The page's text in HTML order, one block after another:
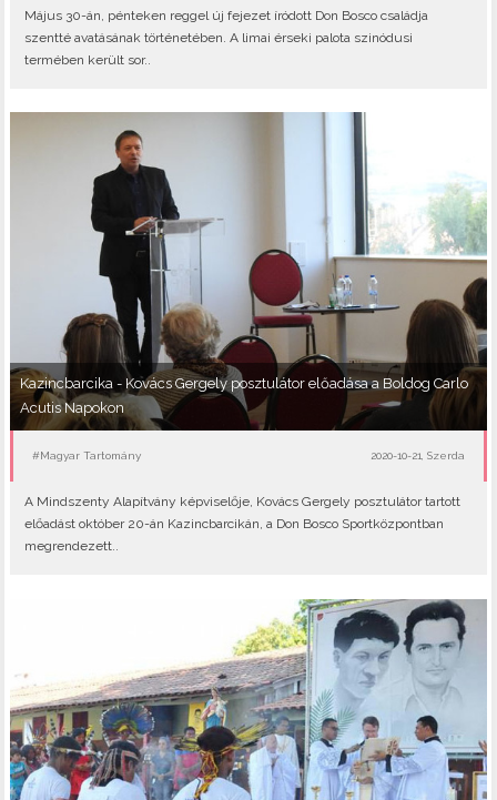
Május 30-án, pénteken reggel új fejezet íródott Don Bosco családja
szentté avatásának történetében. A limai érseki palota szinódusi
termében került sor..
Kazincbarcika - Kovács Gergely posztulátor előadása a Boldog Carlo
Acutis Napokon
#Magyar Tartomány 2020-10-21, Szerda
A Mindszenty Alapítvány képviselője, Kovács Gergely posztulátor tartott
előadást október 20-án Kazincbarcikán, a Don Bosco Sportközpontban
megrendezett..